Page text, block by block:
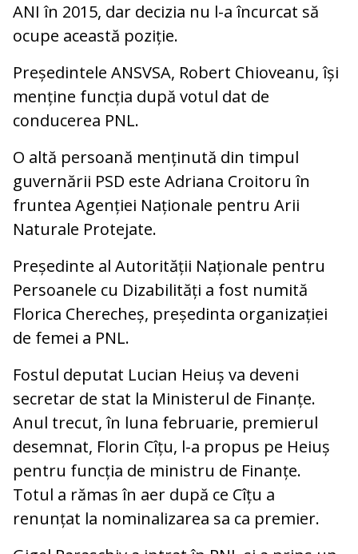
ANI în 2015, dar decizia nu l-a încurcat să
ocupe această poziție.
Președintele ANSVSA, Robert Chioveanu, își
menține funcția după votul dat de
conducerea PNL.
O altă persoană menținută din timpul
guvernării PSD este Adriana Croitoru în
fruntea Agenției Naționale pentru Arii
Naturale Protejate.
Președinte al Autorității Naționale pentru
Persoanele cu Dizabilități a fost numită
Florica Cherecheș, președinta organizației
de femei a PNL.
Fostul deputat Lucian Heiuș va deveni
secretar de stat la Ministerul de Finanțe.
Anul trecut, în luna februarie, premierul
desemnat, Florin Cîțu, l-a propus pe Heiuș
pentru funcția de ministru de Finanțe.
Totul a rămas în aer după ce Cîțu a
renunțat la nominalizarea sa ca premier.